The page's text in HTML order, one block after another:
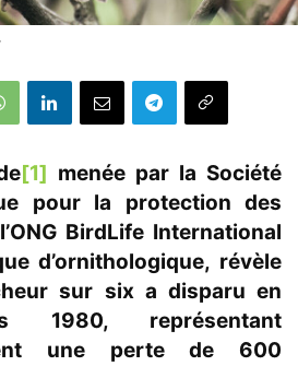
[1] menée par la Société
pour la protection des
BirdLife International
d’ornithologique, révèle
sur six a disparu en
1980, représentant
une perte de 600